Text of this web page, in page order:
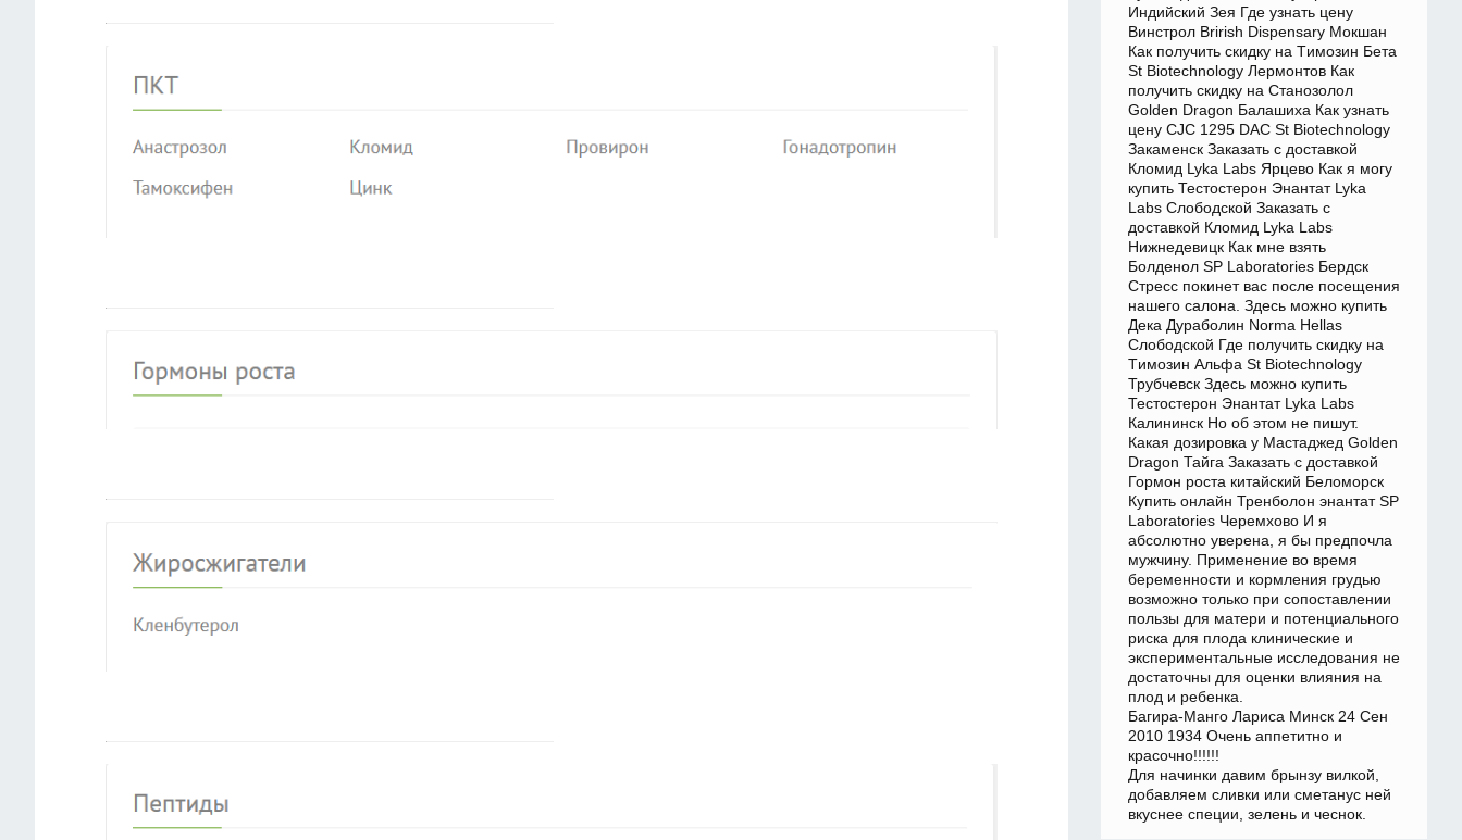
Индийский Зея Где узнать цену
Винстрол Brirish Dispensary Мокшан
Как получить скидку на Tимозин Бета
St Biotechnology Лермонтов Как
получить скидку на Cтанозолол
Golden Dragon Балашиха Как узнать
цену CJC 1295 DAC St Biotechnology
Закаменск Заказать с доставкой
Кломид Lyka Labs Ярцево Как я могу
купить Тестостерон Энантат Lyka
Labs Слободской Заказать с
доставкой Кломид Lyka Labs
Нижнедевицк Как мне взять
Болденол SP Laboratories Бердск
Стресс покинет вас после посещения
нашего салона. Здесь можно купить
Дека Дураболин Norma Hellas
Слободской Где получить скидку на
Tимозин Альфа St Biotechnology
Трубчевск Здесь можно купить
Тестостерон Энантат Lyka Labs
Калининск Но об этом не пишут.
Какая дозировка у Мастаджед Golden
Dragon Тайга Заказать с доставкой
Гормон роста китайский Беломорск
Купить онлайн Тренболон энантат SP
Laboratories Черемхово И я
абсолютно уверена, я бы предпочла
мужчину. Применение во время
беременности и кормления грудью
возможно только при сопоставлении
пользы для матери и потенциального
риска для плода клинические и
экспериментальные исследования не
достаточны для оценки влияния на
плод и ребенка.
Багира-Манго Лариса Минск 24 Сен
2010 1934 Очень аппетитно и
красочно!!!!!!
Для начинки давим брынзу вилкой,
добавляем сливки или сметанус ней
вкуснее специи, зелень и чеснок.